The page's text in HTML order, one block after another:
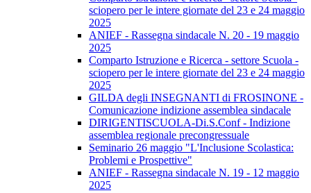
sciopero per le intere giornate del 23 e 24 maggio
2025
ANIEF - Rassegna sindacale N. 20 - 19 maggio
2025
Comparto Istruzione e Ricerca - settore Scuola -
sciopero per le intere giornate del 23 e 24 maggio
2025
GILDA degli INSEGNANTI di FROSINONE -
Comunicazione indizione assemblea sindacale
DIRIGENTISCUOLA-Di.S.Conf - Indizione
assemblea regionale precongressuale
Seminario 26 maggio "L'Inclusione Scolastica:
Problemi e Prospettive"
ANIEF - Rassegna sindacale N. 19 - 12 maggio
2025